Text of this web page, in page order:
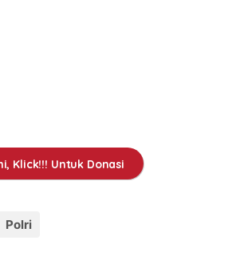
Klick!!! Untuk Donasi
Polri